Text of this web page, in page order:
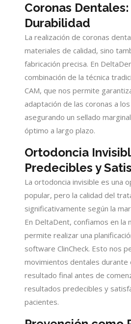
Coronas
Durabilidad
La realización de coronas
materiales de calidad, sino
fabricación precisa. En
combinación de la técnica
CAM, que nos permite
adaptación de las coronas a
asegurando un sellado
óptimo a largo plazo.
Ortodoncia
Predecibles y
La ortodoncia invisible es una
popular, pero la calidad del
significativamente según la
En DeltaDent, confiamos en la
permite realizar una
software ClinCheck. Esto nos
movimientos dentales
resultado final antes de
resultados predecibles y
pacientes.